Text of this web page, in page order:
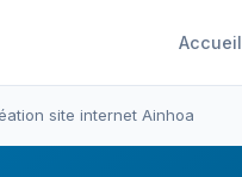
Accueil
site internet Ainhoa